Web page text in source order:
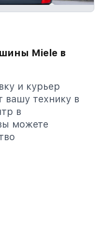
Miele в
и курьер
вашу технику в
в
можете